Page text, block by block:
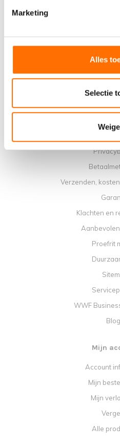
Marketing
Alles
Selectie
Agenda
Verzenden,
Klachten en
Proefrit
WWF
Mijn
Account
Mijn
Mijn
Alle